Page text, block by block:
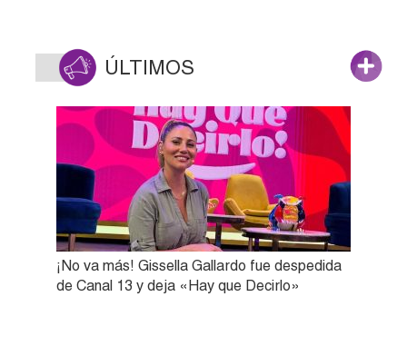
ÚLTIMOS
¡No va más! Gissella Gallardo fue despedida
de Canal 13 y deja «Hay que Decirlo»